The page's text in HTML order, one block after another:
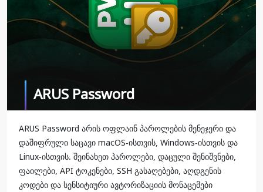
ARUS Password
ARUS Password არის ოფლაინ პაროლების მენეჯერი და
დაშიფრული საცავი macOS-ისთვის, Windows-ისთვის და
Linux-ისთვის. შეინახეთ პაროლები, დაცული შენიშვნები,
ფაილები, API ტოკენები, SSH გასაღებები, აღდგენის
კოდები და სენსიტიური ავტორიზაციის მონაცემები